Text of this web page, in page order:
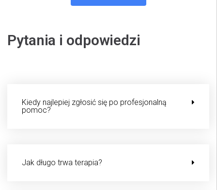
Pytania i odpowiedzi
Kiedy najlepiej zgłosić się po profesjonalną
pomoc?
Jak długo trwa terapia?